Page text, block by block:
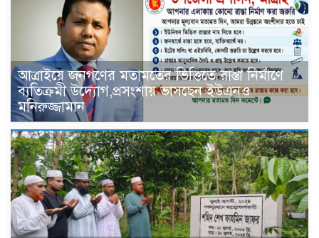
আত্রাইয়ে জনগণের মতামতের ভিত্তিতে রাস্তা নির্মাণে
ব্যতিক্রমী উদ্যোগ,প্রসংশায় ভাসছেন ইউএনও
মনিরুজ্জামান